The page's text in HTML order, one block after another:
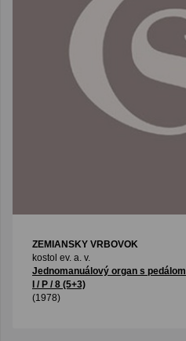
ZEMIANSKY VRBOVOK
kostol ev. a. v.
Jednomanuálový organ s pedálom
I / P / 8 (5+3)
(1978)